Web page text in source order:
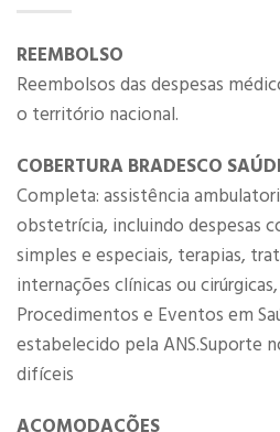
REEMBOLSO
Reembolsos das despesas
o território nacional.
COBERTURA BRADESCO
Completa: assistência
obstetrícia, incluindo despesas
simples e especiais, terapias,
internações clínicas ou
Procedimentos e Eventos em
estabelecido pela ANS.Suporte
difíceis​
ACOMODAÇÕES